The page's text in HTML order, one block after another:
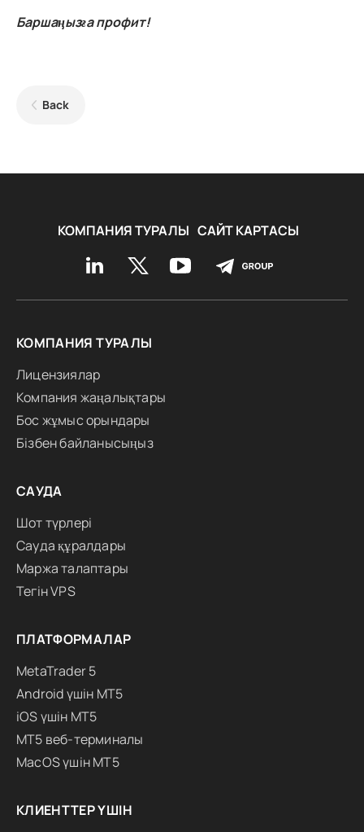
Баршаңызға профит!
Back
КОМПАНИЯ ТУРАЛЫ САЙТ КАРТАСЫ
КОМПАНИЯ ТУРАЛЫ
Лицензиялар
Компания жаңалықтары
Бос жұмыс орындары
Бізбен байланысыңыз
САУДА
Шот түрлері
Сауда құралдары
Маржа талаптары
Тегін VPS
ПЛАТФОРМАЛАР
MetaTrader 5
Android үшін MT5
iOS үшін MT5
MT5 веб-терминалы
MacOS үшін MT5
КЛИЕНТТЕР ҮШІН